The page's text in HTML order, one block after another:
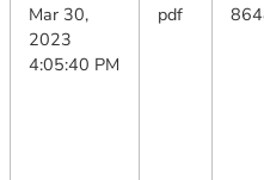
Mar 30,
2023
4:05:40 PM
pdf